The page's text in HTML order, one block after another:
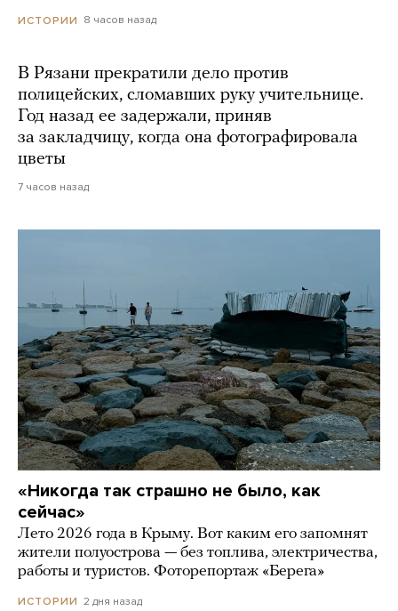
ИСТОРИИ 8 часов назад
В Рязани прекратили дело против
полицейских, сломавших руку учительнице.
Год назад ее задержали, приняв
за закладчицу, когда она фотографировала
цветы
7 часов назад
«Никогда так страшно не было, как
сейчас»
Лето 2026 года в Крыму. Вот каким его запомнят
жители полуострова — без топлива, электричества,
работы и туристов. Фоторепортаж «Берега»
ИСТОРИИ 2 дня назад